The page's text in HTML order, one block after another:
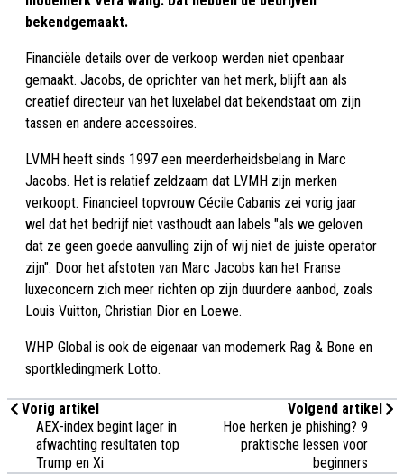
bekendgemaakt.
Financiële details over de verkoop werden niet openbaar
gemaakt. Jacobs, de oprichter van het merk, blijft aan als
creatief directeur van het luxelabel dat bekendstaat om zijn
tassen en andere accessoires.
LVMH heeft sinds 1997 een meerderheidsbelang in Marc
Jacobs. Het is relatief zeldzaam dat LVMH zijn merken
verkoopt. Financieel topvrouw Cécile Cabanis zei vorig jaar
wel dat het bedrijf niet vasthoudt aan labels "als we geloven
dat ze geen goede aanvulling zijn of wij niet de juiste operator
zijn". Door het afstoten van Marc Jacobs kan het Franse
luxeconcern zich meer richten op zijn duurdere aanbod, zoals
Louis Vuitton, Christian Dior en Loewe.
WHP Global is ook de eigenaar van modemerk Rag & Bone en
sportkledingmerk Lotto.
Vorig artikel
AEX-index begint lager in
afwachting resultaten top
Trump en Xi
Volgend artikel
Hoe herken je phishing? 9
praktische lessen voor
beginners